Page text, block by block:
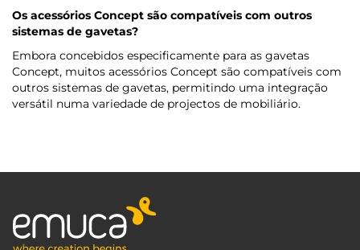
Os acessórios Concept são compatíveis com outros
sistemas de gavetas?
Embora concebidos especificamente para as gavetas
Concept, muitos acessórios Concept são compatíveis com
outros sistemas de gavetas, permitindo uma integração
versátil numa variedade de projectos de mobiliário.